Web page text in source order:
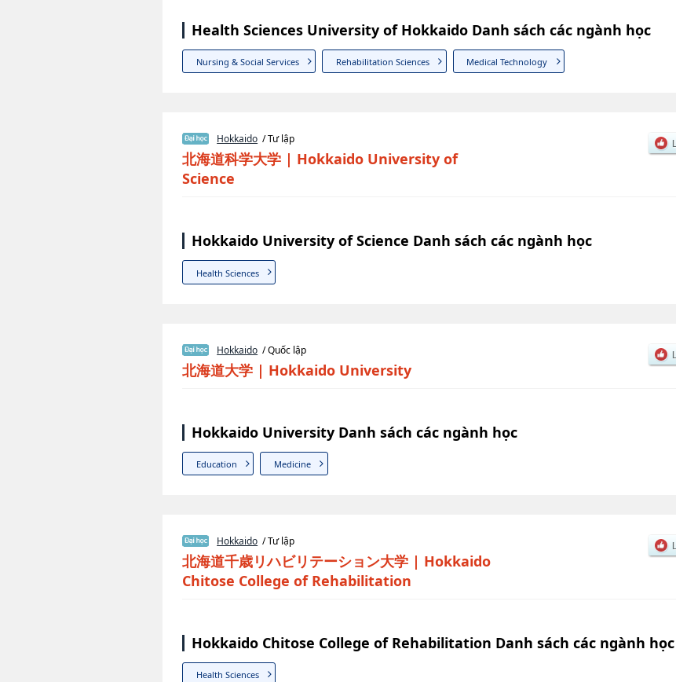
Health Sciences University of Hokkaido Danh sách các ngành học
Nursing & Social Services Rehabilitation Sciences Medical Technology
Hokkaido / Tư lập
北海道科学大学 | Hokkaido University of
Science
Hokkaido University of Science Danh sách các ngành học
Health Sciences
Hokkaido / Quốc lập
北海道大学 | Hokkaido University
Hokkaido University Danh sách các ngành học
Education Medicine
Hokkaido / Tư lập
北海道千歳リハビリテーション大学 | Hokkaido
Chitose College of Rehabilitation
Hokkaido Chitose College of Rehabilitation Danh sách các ngành học
Health Sciences